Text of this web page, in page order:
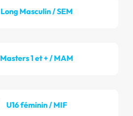
Long Masculin / SEM
Masters 1 et + / MAM
U16 féminin / MIF